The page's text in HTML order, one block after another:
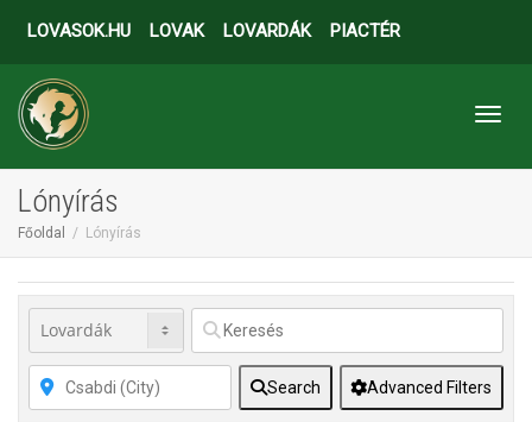
LOVASOK.HU LOVAK LOVARDÁK PIACTÉR
Lónyírás
Főoldal Lónyírás
Search Advanced Filters